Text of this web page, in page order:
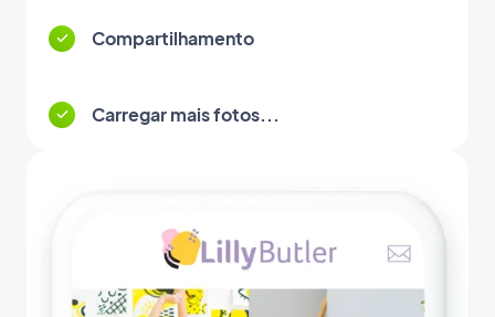
Compartilhamento
Carregar mais fotos...